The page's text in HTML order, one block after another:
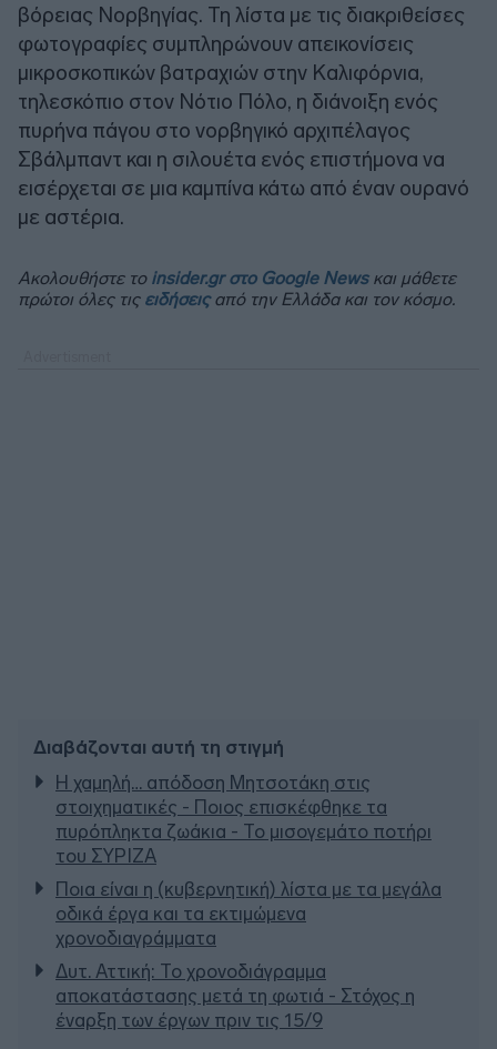
βόρειας Νορβηγίας. Τη λίστα με τις διακριθείσες
φωτογραφίες συμπληρώνουν απεικονίσεις
μικροσκοπικών βατραχιών στην Καλιφόρνια,
τηλεσκόπιο στον Νότιο Πόλο, η διάνοιξη ενός
πυρήνα πάγου στο νορβηγικό αρχιπέλαγος
Σβάλμπαντ και η σιλουέτα ενός επιστήμονα να
εισέρχεται σε μια καμπίνα κάτω από έναν ουρανό
με αστέρια.
Ακολουθήστε το insider.gr στο Google Newsκαι μάθετε
πρώτοι όλες τις ειδήσειςαπό την Ελλάδα και τον κόσμο.
Διαβάζονται αυτή τη στιγμή
Η χαμηλή… απόδοση Μητσοτάκη στις
στοιχηματικές - Ποιος επισκέφθηκε τα
πυρόπληκτα ζωάκια - Το μισογεμάτο ποτήρι
του ΣΥΡΙΖΑ
Ποια είναι η (κυβερνητική) λίστα με τα μεγάλα
οδικά έργα και τα εκτιμώμενα
χρονοδιαγράμματα
Δυτ. Αττική: Το χρονοδιάγραμμα
αποκατάστασης μετά τη φωτιά - Στόχος η
έναρξη των έργων πριν τις 15/9